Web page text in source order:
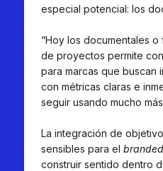
especial potencial: los
“Hoy los documentales
de proyectos permite
para marcas que buscan
con métricas claras e
seguir usando mucho
La integración de
sensibles para el
construir sentido dentro